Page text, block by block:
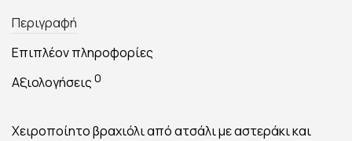
Περιγραφή
Επιπλέον πληροφορίες
Αξιολογήσεις 0
Χειροποίητο βραχιόλι από ατσάλι με αστεράκι και